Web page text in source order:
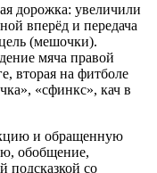
дорожка: увеличили
вперёд и передача
(мешочки).
мяча правой
вторая на фитболе
«сфинкс», кач в
и обращенную
обобщение,
подсказкой со